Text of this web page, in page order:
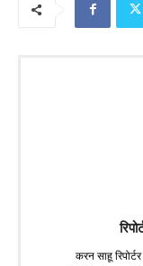
करन साहू